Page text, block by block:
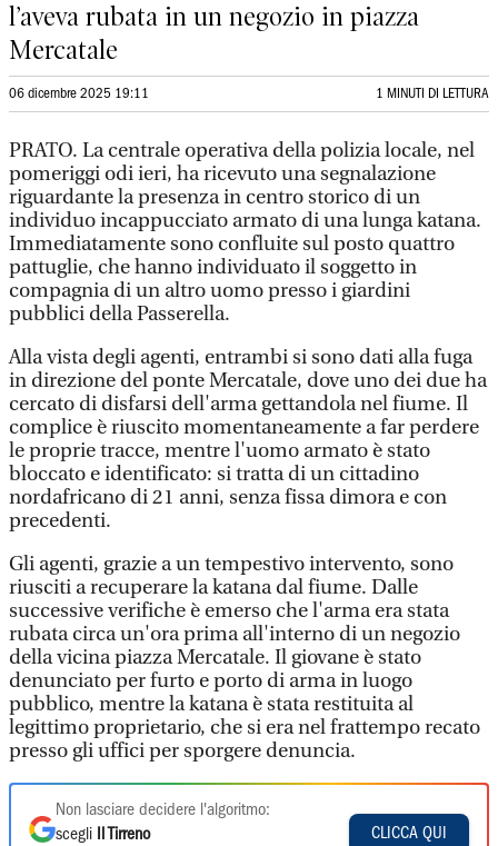
l’aveva rubata in un negozio in piazza
Mercatale
06 dicembre 2025 19:11 1 MINUTI DI LETTURA
PRATO. La centrale operativa della polizia locale, nel
pomeriggi odi ieri, ha ricevuto una segnalazione
riguardante la presenza in centro storico di un
individuo incappucciato armato di una lunga katana.
Immediatamente sono confluite sul posto quattro
pattuglie, che hanno individuato il soggetto in
compagnia di un altro uomo presso i giardini
pubblici della Passerella.
Alla vista degli agenti, entrambi si sono dati alla fuga
in direzione del ponte Mercatale, dove uno dei due ha
cercato di disfarsi dell'arma gettandola nel fiume. Il
complice è riuscito momentaneamente a far perdere
le proprie tracce, mentre l'uomo armato è stato
bloccato e identificato: si tratta di un cittadino
nordafricano di 21 anni, senza fissa dimora e con
precedenti.
Gli agenti, grazie a un tempestivo intervento, sono
riusciti a recuperare la katana dal fiume. Dalle
successive verifiche è emerso che l'arma era stata
rubata circa un'ora prima all'interno di un negozio
della vicina piazza Mercatale. Il giovane è stato
denunciato per furto e porto di arma in luogo
pubblico, mentre la katana è stata restituita al
legittimo proprietario, che si era nel frattempo recato
presso gli uffici per sporgere denuncia.
Non lasciare decidere l'algoritmo:
scegli
Il Tirreno
CLICCA QUI